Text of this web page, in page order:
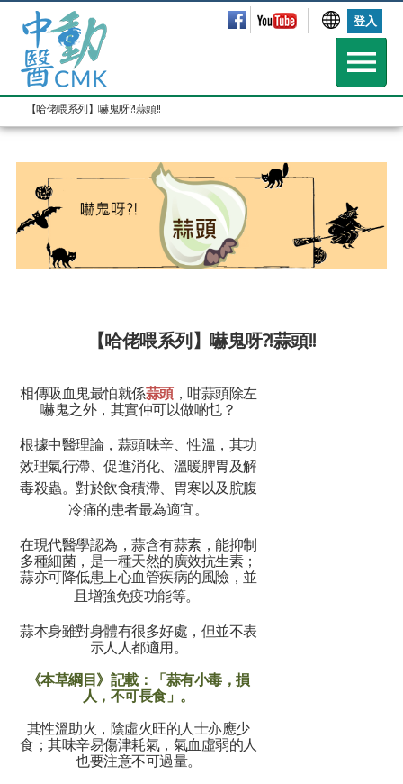
登入
【哈佬喂系列】嚇鬼呀?!蒜頭!!
【哈佬喂系列】嚇鬼呀?!蒜頭!!
相傳吸血鬼最怕就係蒜頭，咁蒜頭除左
嚇鬼之外，其實仲可以做啲乜？
根據中醫理論，蒜頭味辛、性溫，其功
效理氣行滯、促進消化、溫暖脾胃及解
毒殺蟲。對於飲食積滯、胃寒以及脘腹
冷痛的患者最為適宜。
在現代醫學認為，蒜含有蒜素，能抑制
多種細菌，是一種天然的廣效抗生素；
蒜亦可降低患上心血管疾病的風險，並
且增強免疫功能等。
蒜本身雖對身體有很多好處，但並不表
示人人都適用。
《本草綱目》記載：「蒜有小毒，損
人，不可長食」。
其性溫助火，陰虛火旺的人士亦應少
食；其味辛易傷津耗氣，氣血虛弱的人
也要注意不可過量。